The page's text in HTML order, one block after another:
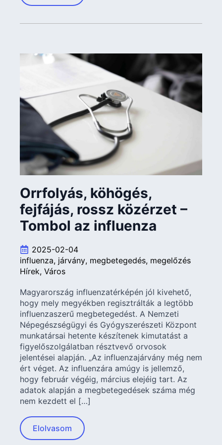
Orrfolyás, köhögés,
fejfájás, rossz közérzet –
Tombol az influenza
2025-02-04
influenza járvány megbetegedés megelőzés
Hírek Város
Magyarország influenzatérképén jól kivehető,
hogy mely megyékben regisztrálták a legtöbb
influenzaszerű megbetegedést. A Nemzeti
Népegészségügyi és Gyógyszerészeti Központ
munkatársai hetente készítenek kimutatást a
figyelőszolgálatban résztvevő orvosok
jelentései alapján. „Az influenzajárvány még nem
ért véget. Az influenzára amúgy is jellemző,
hogy február végéig, március elejéig tart. Az
adatok alapján a megbetegedések száma még
nem kezdett el […]
Elolvasom